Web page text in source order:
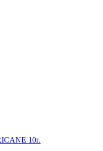
10г.